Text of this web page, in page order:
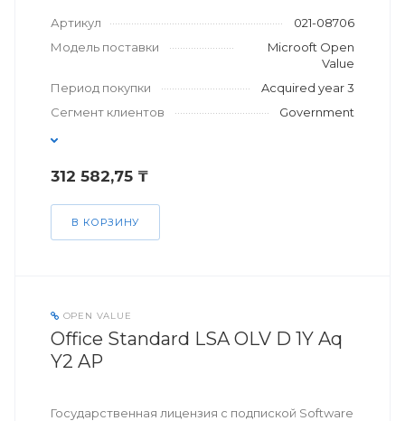
Артикул
021-08706
Модель поставки
Microoft Open
Value
Период покупки
Acquired year 3
Сегмент клиентов
Government
312 582,75 ₸
В КОРЗИНУ
OPEN VALUE
Office Standard LSA OLV D 1Y Aq
Y2 AP
Государственная лицензия с подпиской Software